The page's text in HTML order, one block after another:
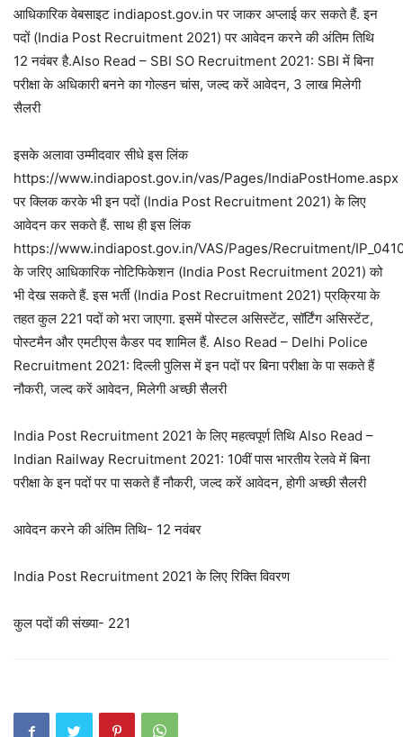
आधिकारिक वेबसाइट indiapost.gov.in पर जाकर अप्लाई कर सकते हैं. इन
पदों (India Post Recruitment 2021) पर आवेदन करने की अंतिम तिथि
12 नवंबर है.Also Read – SBI SO Recruitment 2021: SBI में बिना
परीक्षा के अधिकारी बनने का गोल्डन चांस, जल्द करें आवेदन, 3 लाख मिलेगी
सैलरी
इसके अलावा उम्मीदवार सीधे इस लिंक
https://www.indiapost.gov.in/vas/Pages/IndiaPostHome.aspx
पर क्लिक करके भी इन पदों (India Post Recruitment 2021) के लिए
आवेदन कर सकते हैं. साथ ही इस लिंक
https://www.indiapost.gov.in/VAS/Pages/Recruitment/
के जरिए आधिकारिक नोटिफिकेशन (India Post Recruitment 2021) को
भी देख सकते हैं. इस भर्ती (India Post Recruitment 2021) प्रक्रिया के
तहत कुल 221 पदों को भरा जाएगा. इसमें पोस्टल असिस्टेंट, सॉर्टिंग असिस्टेंट,
पोस्टमैन और एमटीएस कैडर पद शामिल हैं. Also Read – Delhi Police
Recruitment 2021: दिल्ली पुलिस में इन पदों पर बिना परीक्षा के पा सकते हैं
नौकरी, जल्द करें आवेदन, मिलेगी अच्छी सैलरी
India Post Recruitment 2021 के लिए महत्वपूर्ण तिथि Also Read –
Indian Railway Recruitment 2021: 10वीं पास भारतीय रेलवे में बिना
परीक्षा के इन पदों पर पा सकते हैं नौकरी, जल्द करें आवेदन, होगी अच्छी सैलरी
आवेदन करने की अंतिम तिथि- 12 नवंबर
India Post Recruitment 2021 के लिए रिक्ति विवरण
कुल पदों की संख्या- 221